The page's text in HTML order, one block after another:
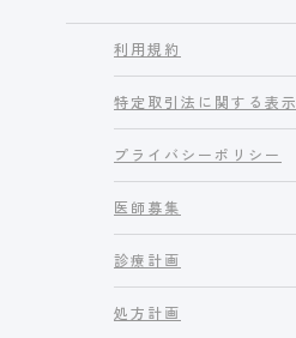
利用規約
特定取引法に関する表示
プライバシーポリシー
医師募集
診療計画
処方計画